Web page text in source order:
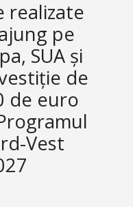
realizate
pe
SUA și
de
de euro
Vest